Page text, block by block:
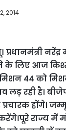
2014
प्रधानमंत्री
लिए आज
मिशन 44 को
लड़ रही है।
प्रचारक
राज्य में